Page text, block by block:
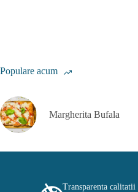
Populare acum
Margherita Bufala
Transparenta calitatii